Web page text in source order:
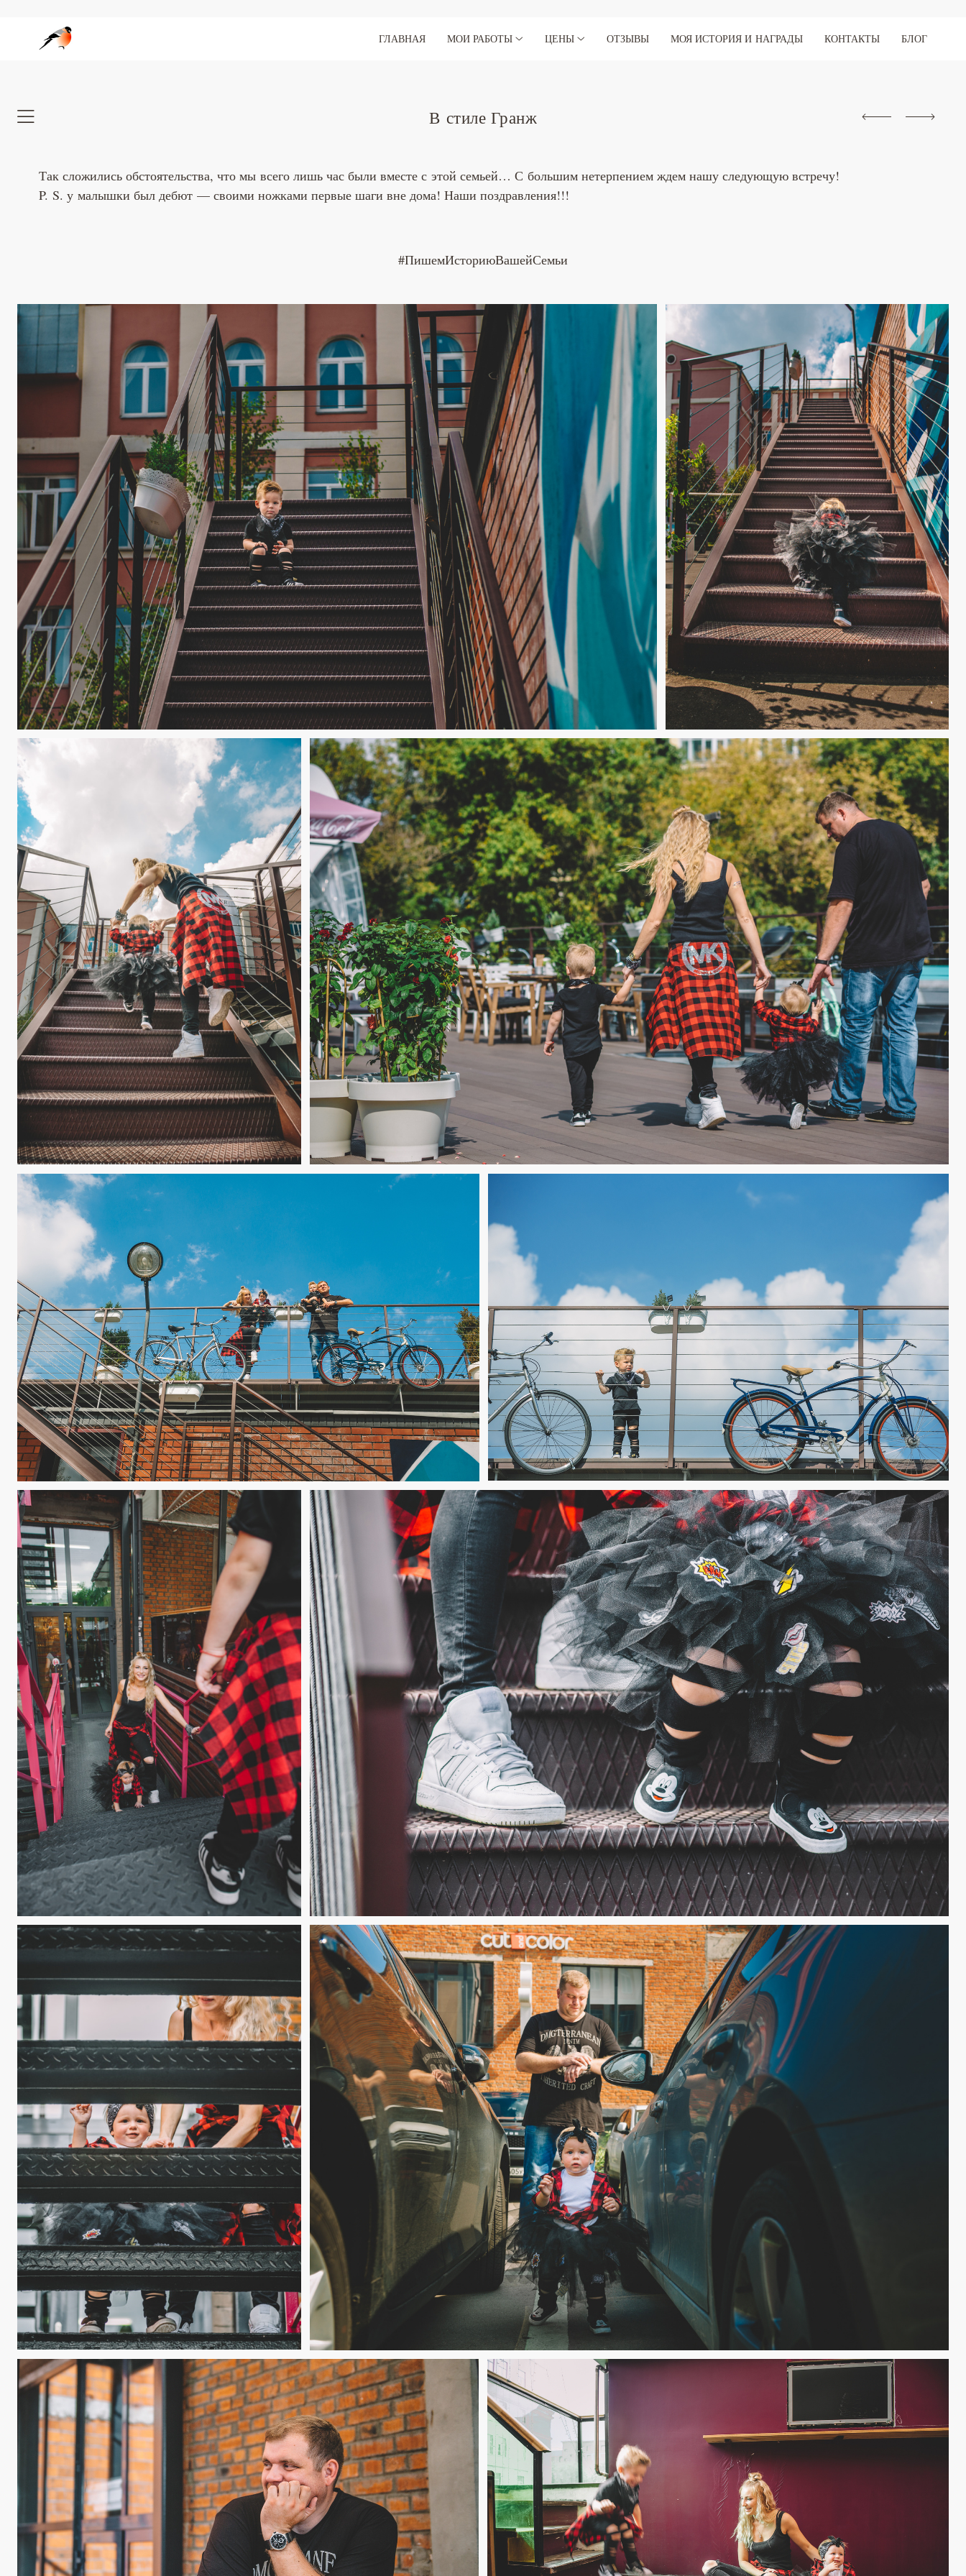
ГЛАВНАЯ МОИ РАБОТЫ ЦЕНЫ ОТЗЫВЫ МОЯ ИСТОРИЯ И НАГРАДЫ КОНТАКТЫ БЛОГ
В стиле Гранж
Так сложились обстоятельства, что мы всего лишь час были вместе с этой семьей… С большим нетерпением ждем нашу следующую встречу!
P. S. у малышки был дебют — своими ножками первые шаги вне дома! Наши поздравления!!!
#ПишемИсториюВашейСемьи